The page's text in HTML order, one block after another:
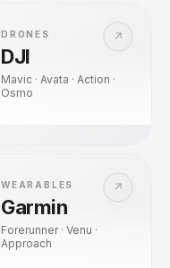
↗
DRONES
DJI
Mavic · Avata · Action ·
Osmo
↗
WEARABLES
Garmin
Forerunner · Venu ·
Approach